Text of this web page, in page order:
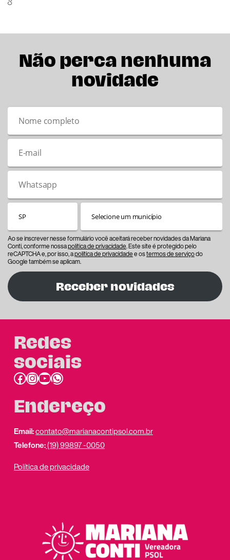
Não perca nenhuma
novidade
Ao se inscrever nesse formulário você aceitará receber novidades da Mariana
Conti, conforme nossapolítica de privacidade. Este site é protegido pelo
reCAPTCHA e, por isso, apolítica de privacidadee ostermos de serviçodo
Google também se aplicam.
Receber novidades
Redes
sociais
Facebook InstagramYoutube link do whatsapp
Endereço
Email:contato@marianacontipsol.com.br
Telefone:(19) 99897 -0050
Política de privacidade